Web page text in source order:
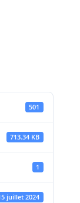
501
713.34 KB
1
juillet 2024